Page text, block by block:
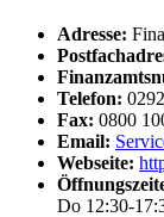
Adresse:
Telefon:
Fax: 0800
Email:
Webseite:
Do 12:30-